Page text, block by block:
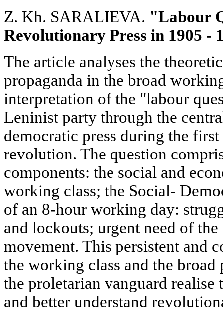
Z. Kh. SARALIEVA. "Labour
Revolutionary Press in 1905 -
The article analyses the
propaganda in the broad
interpretation of the "labour
Leninist party through the
democratic press during the
revolution. The question
components: the social and
working class; the Social-
of an 8-hour working day:
and lockouts; urgent need of
movement. This persistent and
the working class and the broad
the proletarian vanguard realise
and better understand